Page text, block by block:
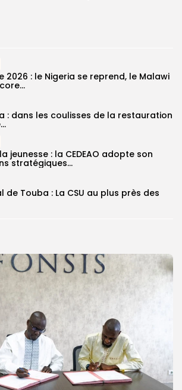
2026 : le Nigeria se reprend, le Malawi
: dans les coulisses de la restauration
jeunesse : la CEDEAO adopte son
stratégiques...
de Touba : La CSU au plus près des